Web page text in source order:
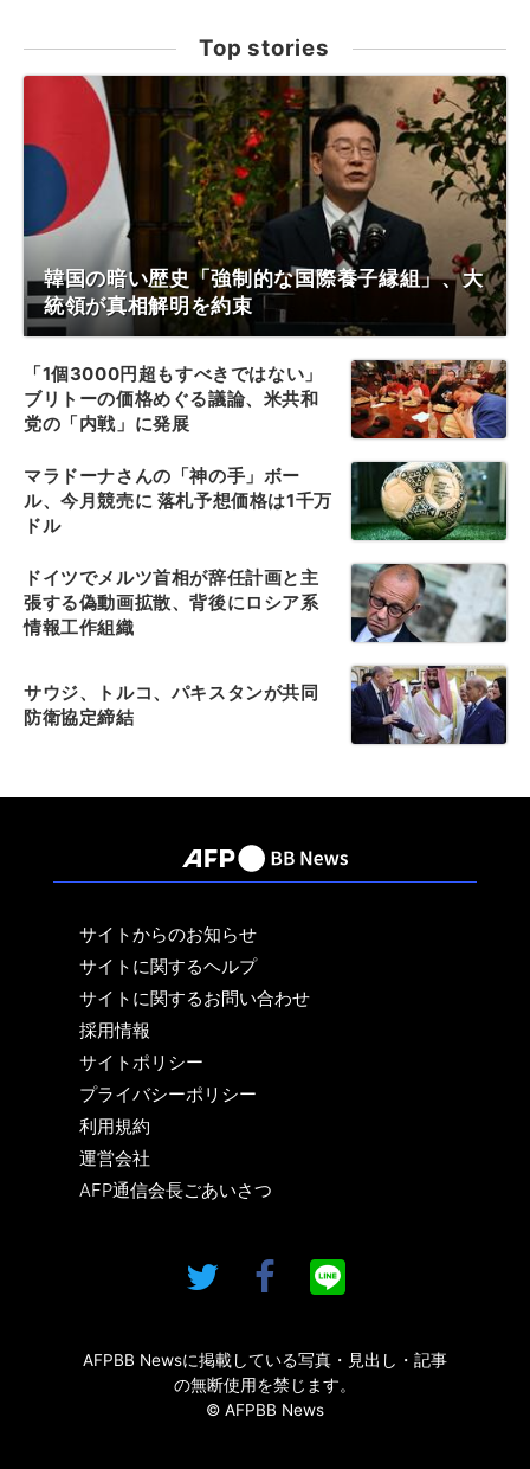
Top stories
韓国の暗い歴史「強制的な国際養子縁組」、大
統領が真相解明を約束
「1個3000円超もすべきではない」
ブリトーの価格めぐる議論、米共和
党の「内戦」に発展
マラドーナさんの「神の手」ボー
ル、今月競売に 落札予想価格は1千万
ドル
ドイツでメルツ首相が辞任計画と主
張する偽動画拡散、背後にロシア系
情報工作組織
サウジ、トルコ、パキスタンが共同
防衛協定締結
サイトからのお知らせ
サイトに関するヘルプ
サイトに関するお問い合わせ
採用情報
サイトポリシー
プライバシーポリシー
利用規約
運営会社
AFP通信会長ごあいさつ
AFPBB Newsに掲載している写真・見出し・記事
の無断使用を禁じます。
© AFPBB News